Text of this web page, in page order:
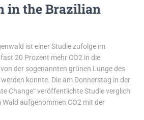
in the Brazilian
ist einer Studie zufolge im
20 Prozent mehr CO2 in die
der sogenannten grünen Lunge des
konnte. Die am Donnerstag in der
Change“ veröffentlichte Studie verglich
Wald aufgenommen CO2 mit der